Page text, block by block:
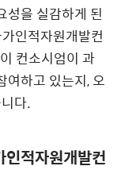
성을 실감하게 된
인적자원개발컨
컨소시엄이 과
여하고 있는지, 오
다.
인적자원개발컨